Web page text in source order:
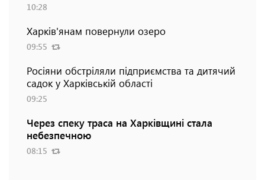
10:28
Харків'янам повернули озеро
09:55
Росіяни обстріляли підприємства та дитячий
садок у Харківській області
09:25
Через спеку траса на Харківщині стала
небезпечною
08:15